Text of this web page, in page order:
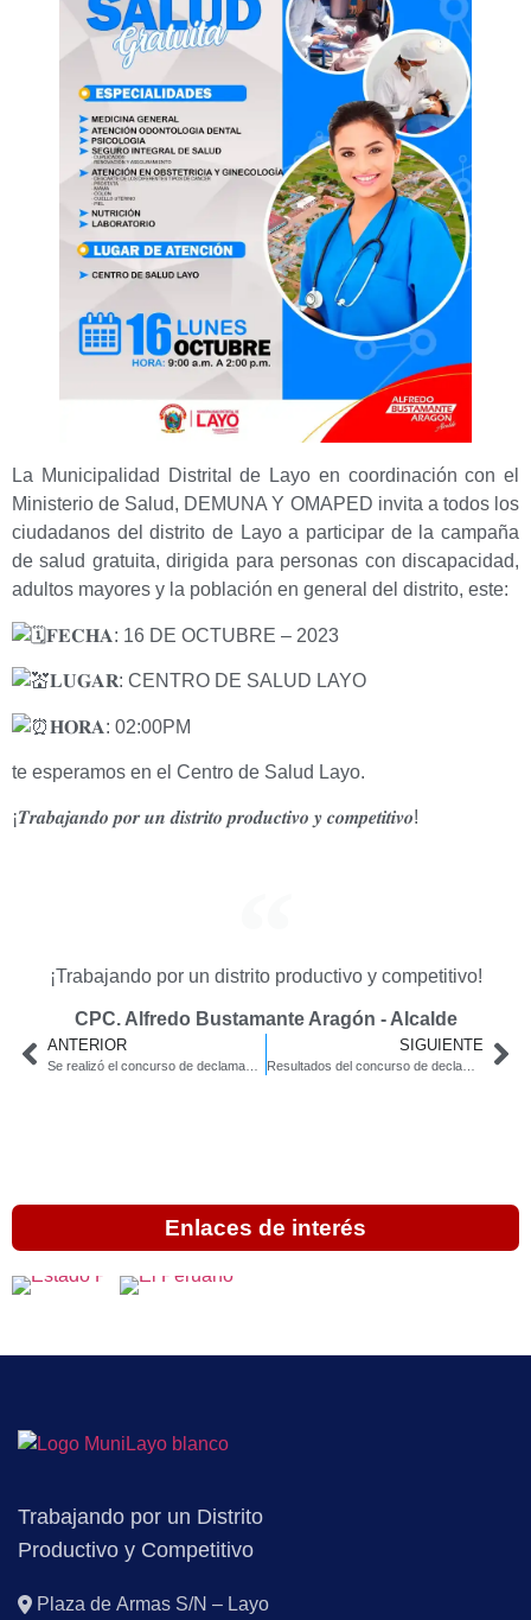
La Municipalidad Distrital de Layo en coordinación con el
Ministerio de Salud, DEMUNA Y OMAPED invita a todos los
ciudadanos del distrito de Layo a participar de la campaña
de salud gratuita, dirigida para personas con discapacidad,
adultos mayores y la población en general del distrito, este:
𝐅𝐄𝐂𝐇𝐀: 16 DE OCTUBRE – 2023
𝐋𝐔𝐆𝐀𝐑: CENTRO DE SALUD LAYO
𝐇𝐎𝐑𝐀: 02:00PM
te esperamos en el Centro de Salud Layo.
¡𝑻𝒓𝒂𝒃𝒂𝒋𝒂𝒏𝒅𝒐 𝒑𝒐𝒓 𝒖𝒏 𝒅𝒊𝒔𝒕𝒓𝒊𝒕𝒐 𝒑𝒓𝒐𝒅𝒖𝒄𝒕𝒊𝒗𝒐 𝒚 𝒄𝒐𝒎𝒑𝒆𝒕𝒊𝒕𝒊𝒗𝒐!
¡Trabajando por un distrito productivo y competitivo!
CPC. Alfredo Bustamante Aragón - Alcalde
ANTERIOR SIGUIENTE
Resultados del concurso de declamación poética nivel primario
Enlaces de interés
Trabajando por un Distrito
Productivo y Competitivo
Plaza de Armas S/N – Layo